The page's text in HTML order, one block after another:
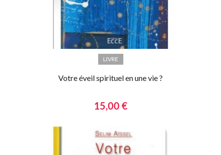
LIVRE
Votre éveil spirituel en une vie ?
15,00 €